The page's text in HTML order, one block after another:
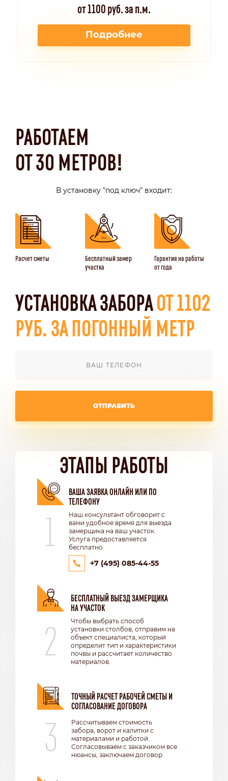
от 1100 руб. за п.м.
Подробнее
РАБОТАЕМ
ОТ 30 МЕТРОВ!
В установку "под ключ" входит:
Расчет сметы
Бесплатный замер
участка
Гарантия на работы
от года
УСТАНОВКА ЗАБОРАОТ 1102
РУБ. ЗА ПОГОННЫЙ МЕТР
ОТПРАВИТЬ
ЭТАПЫ РАБОТЫ
1
ВАША ЗАЯВКА ОНЛАЙН ИЛИ ПО
ТЕЛЕФОНУ
Наш консультант обговорит с
вами удобное время для выезда
замерщика на ваш участок.
Услуга предоставляется
бесплатно.
+7 (495) 085-44-55
2
БЕСПЛАТНЫЙ ВЫЕЗД ЗАМЕРЩИКА
НА УЧАСТОК
Чтобы выбрать способ
установки столбов, отправим на
объект специалиста, который
определит тип и характеристики
почвы и рассчитает количество
материалов.
3
ТОЧНЫЙ РАСЧЕТ РАБОЧЕЙ СМЕТЫ И
СОГЛАСОВАНИЕ ДОГОВОРА
Рассчитываем стоимость
забора, ворот и калитки с
материалами и работой.
Согласовываем с заказчиком все
нюансы, заключаем договор.